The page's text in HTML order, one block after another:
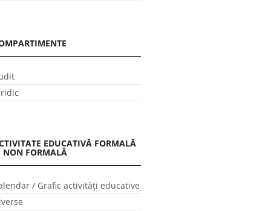
EDUCATIVĂ FORMALĂ
NON FORMALĂ
/ Grafic activităţi educative